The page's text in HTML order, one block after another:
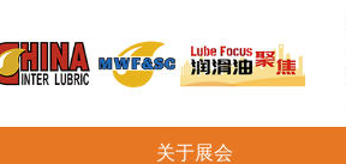
关于展会